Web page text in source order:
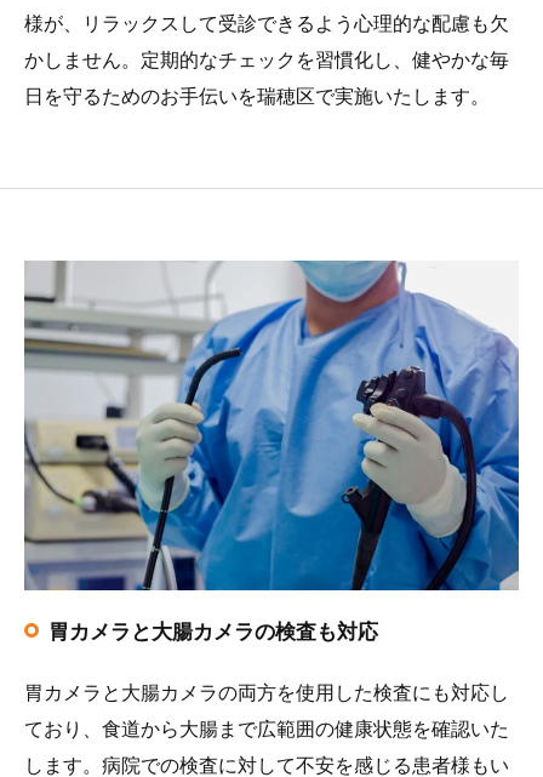
様が、リラックスして受診できるよう心理的な配慮も欠
かしません。定期的なチェックを習慣化し、健やかな毎
日を守るためのお手伝いを瑞穂区で実施いたします。
胃カメラと大腸カメラの検査も対応
胃カメラと大腸カメラの両方を使用した検査にも対応し
ており、食道から大腸まで広範囲の健康状態を確認いた
します。病院での検査に対して不安を感じる患者様もい